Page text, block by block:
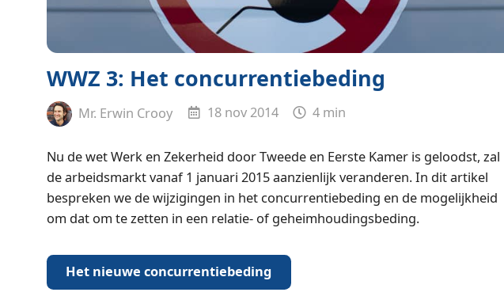
WWZ 3: Het concurrentiebeding
Mr. Erwin Crooy 18 nov 2014 4 min
Nu de wet Werk en Zekerheid door Tweede en Eerste Kamer is geloodst, zal
de arbeidsmarkt vanaf 1 januari 2015 aanzienlijk veranderen. In dit artikel
bespreken we de wijzigingen in het concurrentiebeding en de mogelijkheid
om dat om te zetten in een relatie- of geheimhoudingsbeding.
Het nieuwe concurrentiebeding